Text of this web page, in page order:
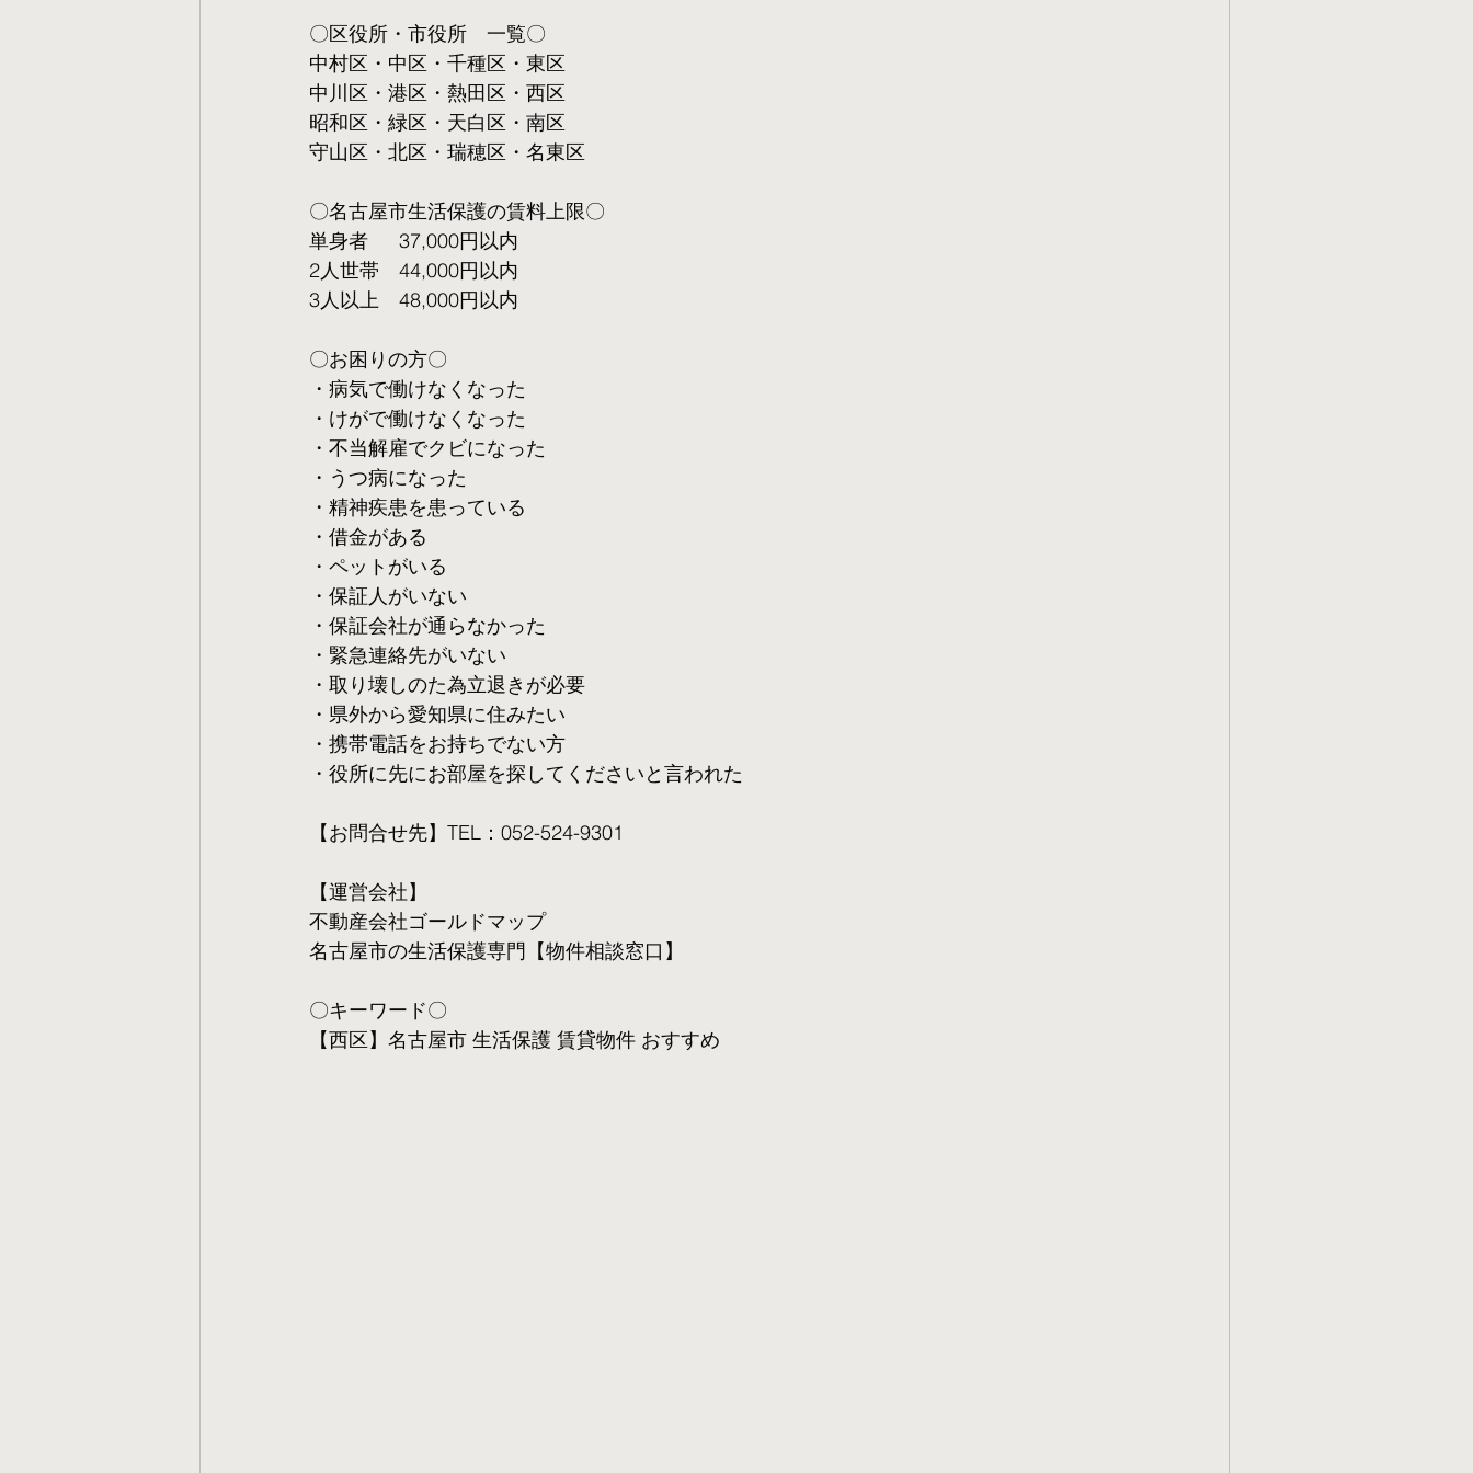
〇区役所・市役所　一覧〇
中村区・中区・千種区・東区
中川区・港区・熱田区・西区
昭和区・緑区・天白区・南区
守山区・北区・瑞穂区・名東区
〇名古屋市生活保護の賃料上限〇
単身者  　37,000円以内
2人世帯　44,000円以内
3人以上　48,000円以内
〇お困りの方〇
・病気で働けなくなった
・けがで働けなくなった
・不当解雇でクビになった
・うつ病になった
・精神疾患を患っている
・借金がある
・ペットがいる
・保証人がいない
・保証会社が通らなかった
・緊急連絡先がいない
・取り壊しのた為立退きが必要
・県外から愛知県に住みたい
・携帯電話をお持ちでない方
・役所に先にお部屋を探してくださいと言われた
【お問合せ先】TEL：052-524-9301
【運営会社】
不動産会社ゴールドマップ
名古屋市の生活保護専門【物件相談窓口】
〇キーワード〇
【西区】名古屋市 生活保護 賃貸物件 おすすめ